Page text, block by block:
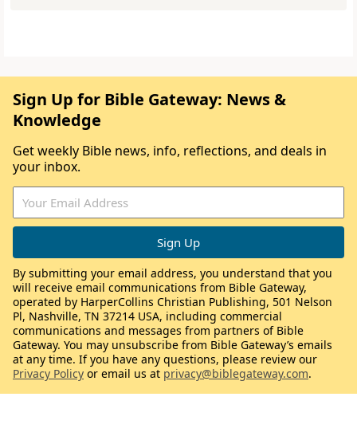
Sign Up for Bible Gateway: News &
Knowledge
Get weekly Bible news, info, reflections, and deals in
your inbox.
By submitting your email address, you understand that you
will receive email communications from Bible Gateway,
operated by HarperCollins Christian Publishing, 501 Nelson
Pl, Nashville, TN 37214 USA, including commercial
communications and messages from partners of Bible
Gateway. You may unsubscribe from Bible Gateway’s emails
at any time. If you have any questions, please review our
Privacy Policy or email us at privacy@biblegateway.com.